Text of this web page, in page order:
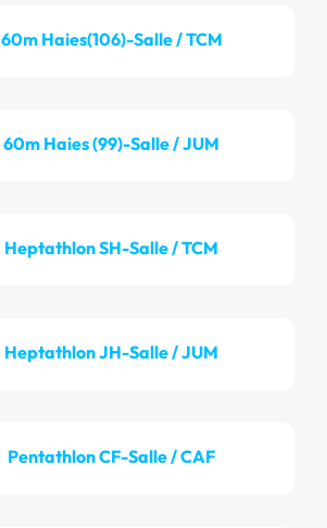
60m Haies(106)-Salle / TCM
60m Haies (99)-Salle / JUM
Heptathlon SH-Salle / TCM
Heptathlon JH-Salle / JUM
Pentathlon CF-Salle / CAF